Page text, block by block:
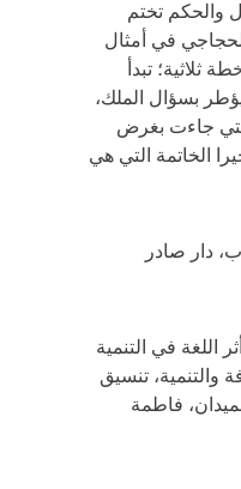
والحكم تختم
في أمثال
ثلاثية؛ تبدأ
بسؤال الملك،
جاءت بغرض
الخاتمة التي هي
دار صادر
اللغة في التنمية
والتنمية، تنسيق
فاطمة